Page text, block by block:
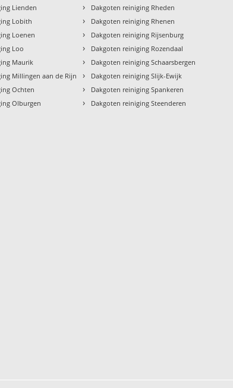
Lienden
Lobith
Loenen
Loo
Maurik
Millingen aan de Rijn
Ochten
Olburgen
› Dakgoten reiniging Rheden
› Dakgoten reiniging Rhenen
› Dakgoten reiniging Rijsenburg
› Dakgoten reiniging Rozendaal
› Dakgoten reiniging Schaarsbergen
› Dakgoten reiniging Slijk-Ewijk
› Dakgoten reiniging Spankeren
› Dakgoten reiniging Steenderen